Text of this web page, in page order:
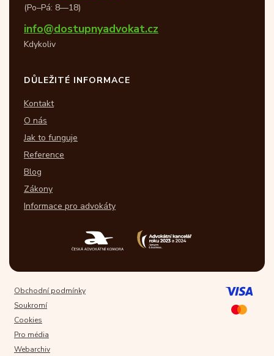
(Po–Pá: 8—18)
info@dostupnyadvokat.cz
Kdykoliv
DŮLEŽITÉ INFORMACE
Kontakt
O nás
Jak to funguje
Reference
Blog
Zákony
Informace pro advokáty
Obchodní podmínky
Soukromí
Cookies
Pro média
Webarchiv